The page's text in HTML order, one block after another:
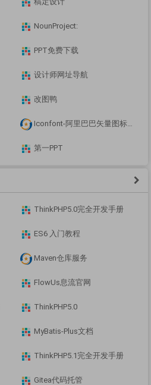
NounProject:
PPT免费下载
设计师网址导航
改图鸭
Iconfont-阿里巴巴矢量图标库
第一PPT
ThinkPHP5.0完全开发手册
ES6 入门教程
Maven仓库服务
FlowUs息流官网
ThinkPHP5.0
MyBatis-Plus文档
ThinkPHP5.1完全开发手册
Gitea代码托管